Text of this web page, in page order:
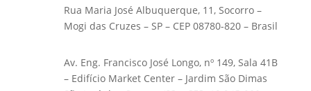
Rua Maria José Albuquerque, 11, Socorro –
Mogi das Cruzes – SP – CEP 08780-820 – Brasil
Av. Eng. Francisco José Longo, nº 149, Sala 41B
– Edifício Market Center – Jardim São Dimas